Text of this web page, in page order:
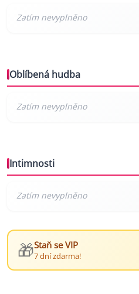
Oblíbená hudba
Intimnosti
🎁Staň se VIP
7 dní zdarma!